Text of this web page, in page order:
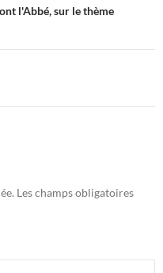
l'Abbé, sur le thème
Les champs obligatoires